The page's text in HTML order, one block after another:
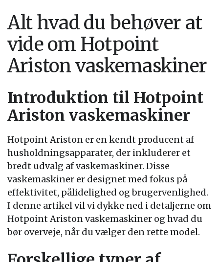
Alt hvad du behøver at
vide om Hotpoint
Ariston vaskemaskiner
Introduktion til Hotpoint
Ariston vaskemaskiner
Hotpoint Ariston er en kendt producent af
husholdningsapparater, der inkluderer et
bredt udvalg af vaskemaskiner. Disse
vaskemaskiner er designet med fokus på
effektivitet, pålidelighed og brugervenlighed.
I denne artikel vil vi dykke ned i detaljerne om
Hotpoint Ariston vaskemaskiner og hvad du
bør overveje, når du vælger den rette model.